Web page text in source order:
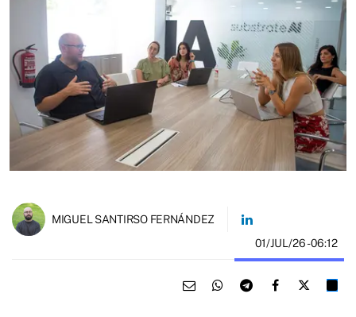
MIGUEL SANTIRSO FERNÁNDEZ
01/JUL/26- 06:12